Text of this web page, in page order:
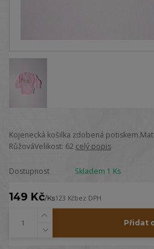
Kojenecká košilka zdobená
RůžováVelikost: 62 celý popis
Dostupnost Skladem 1 Ks
149 Kč/Ks123 Kčbez DPH
Přidat